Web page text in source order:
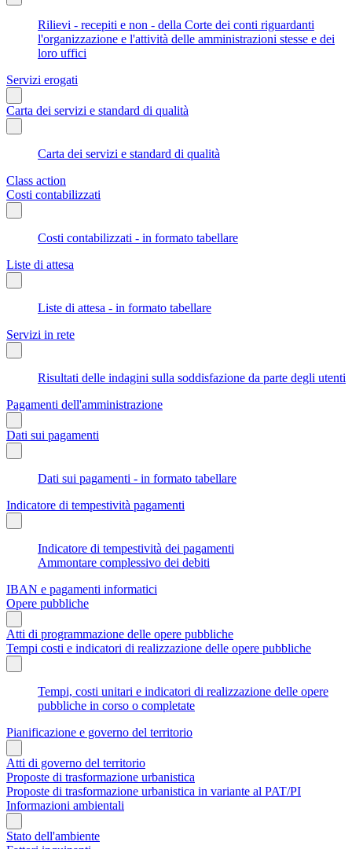
Rilievi - recepiti e non - della Corte dei conti riguardanti
l'organizzazione e l'attività delle amministrazioni stesse e dei
loro uffici
Servizi erogati
Carta dei servizi e standard di qualità
Carta dei servizi e standard di qualità
Class action
Costi contabilizzati
Costi contabilizzati - in formato tabellare
Liste di attesa
Liste di attesa - in formato tabellare
Servizi in rete
Risultati delle indagini sulla soddisfazione da parte degli utenti
Pagamenti dell'amministrazione
Dati sui pagamenti
Dati sui pagamenti - in formato tabellare
Indicatore di tempestività pagamenti
Indicatore di tempestività dei pagamenti
Ammontare complessivo dei debiti
IBAN e pagamenti informatici
Opere pubbliche
Atti di programmazione delle opere pubbliche
Tempi costi e indicatori di realizzazione delle opere pubbliche
Tempi, costi unitari e indicatori di realizzazione delle opere
pubbliche in corso o completate
Pianificazione e governo del territorio
Atti di governo del territorio
Proposte di trasformazione urbanistica
Proposte di trasformazione urbanistica in variante al PAT/PI
Informazioni ambientali
Stato dell'ambiente